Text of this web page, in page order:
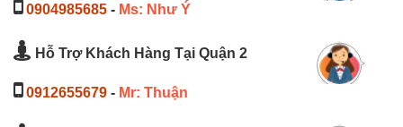
0904985685 - Ms: Như Ý
Hỗ Trợ Khách Hàng Tại Quận 2
0912655679 - Mr: Thuận